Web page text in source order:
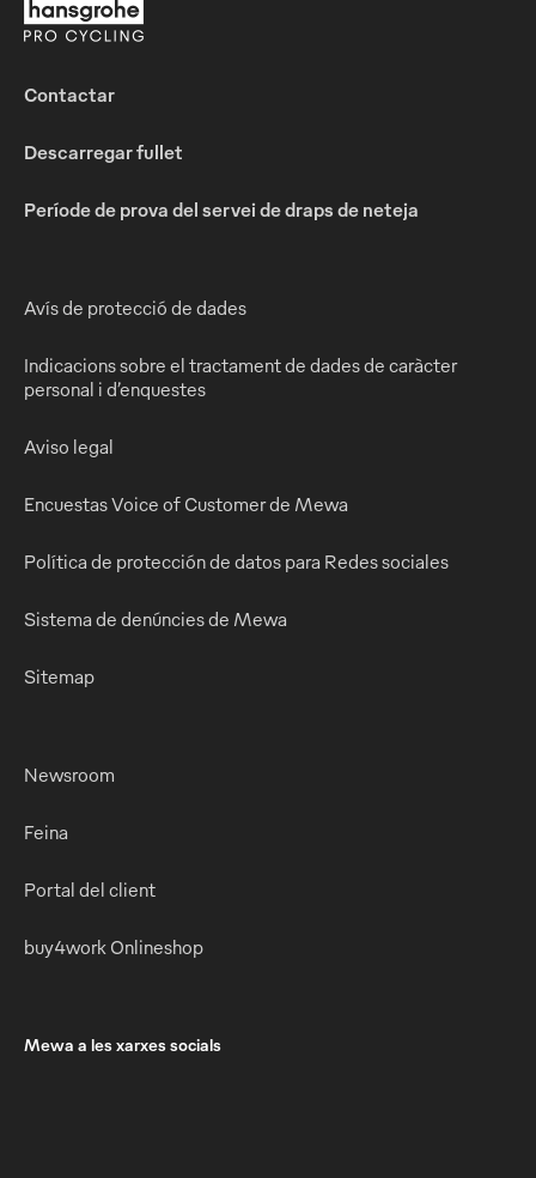
Contactar
Descarregar fullet
Període de prova del servei de draps de neteja
Avís de protecció de dades
Indicacions sobre el tractament de dades de caràcter
personal i d’enquestes
Aviso legal
Encuestas Voice of Customer de Mewa
Política de protección de datos para Redes sociales
Sistema de denúncies de Mewa
Sitemap
Newsroom
Feina
Portal del client
buy4work Onlineshop
Mewa a les xarxes socials